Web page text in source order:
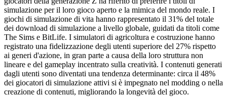
simulazione per il loro gioco aperto e la mimica del mondo reale. I
giochi di simulazione di vita hanno rappresentato il 31% del totale
dei download di simulazione a livello globale, guidati da titoli come
The Sims e BitLife. I simulatori di agricoltura e costruzione hanno
registrato una fidelizzazione degli utenti superiore del 27% rispetto
ai generi d'azione, in gran parte a causa della loro struttura non
lineare e del gameplay incentrato sulla creatività. I contenuti generati
dagli utenti sono diventati una tendenza determinante: circa il 48%
dei giocatori di simulazione attivi si è impegnato nel modding o nella
creazione di contenuti, migliorando la longevità del gioco.